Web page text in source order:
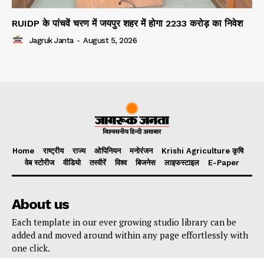
RUIDP के पांचवें चरण में जयपुर शहर में होगा 2233 करोड़ का निवेश
Jagruk Janta - August 5, 2026
Home राष्ट्रीय राज्य ओपिनियन मनोरंजन
Krishi Agriculture कृषि
वेब स्टोरीज
वीडियो तस्वीरें विश्व बिजनेस लाइफस्टाइल E-Paper
About us
Each template in our ever growing studio library can be
added and moved around within any page effortlessly with
one click.